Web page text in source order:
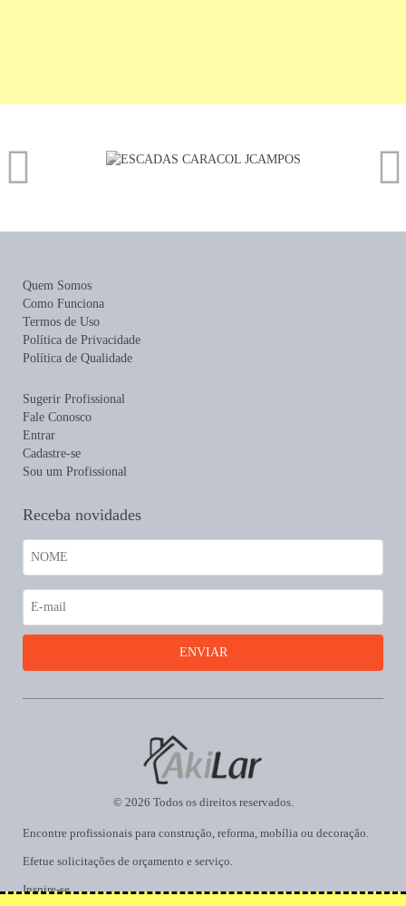
Quem Somos
Como Funciona
Termos de Uso
Política de Privacidade
Política de Qualidade
Sugerir Profissional
Fale Conosco
Entrar
Cadastre-se
Sou um Profissional
Receba novidades
Encontre profissionais para construção, reforma, mobília ou decoração.
Efetue solicitações de orçamento e serviço.
Inspire-se.
© 2026 Todos os direitos reservados.